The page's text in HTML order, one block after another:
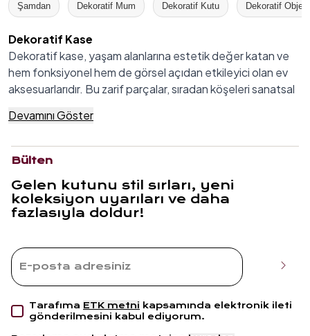
Şamdan Dekoratif Mum Dekoratif Kutu Dekoratif Obje
Dekoratif Kase
Dekoratif kase, yaşam alanlarına estetik değer katan ve
hem fonksiyonel hem de görsel açıdan etkileyici olan ev
aksesuarlarıdır. Bu zarif parçalar, sıradan köşeleri sanatsal
yansıtmaya olanak tanır. Cam ve porselen gibi çeşitli
minimalist anlayıştan maksimalist cesur tasarımlara kadar
en cesur karşıtlıklardan doğar - işte bu felsefe dekoratif
kaselerin büyüleyici dünyasında tam anlamıyla hayat
buluyor.
Dekoratif kase çeşitleri, malzeme, tasarım ve kullanım
alanlarına göre zengin bir koleksiyon sunar. Her bir tür,
kendine özgü karakteri ve estetik değeriyle yaşam
alanlarına farklı bir soluk getirir. Renkleri özgür bırakarak
cesur kombinasyonlar yaratmak isteyenlerin vazgeçilmezi
Devamını Göster
Bülten
Gelen kutunu stil sırları, yeni
koleksiyon uyarıları ve daha
fazlasıyla doldur!
Tarafıma ETK metni kapsamında elektronik ileti
gönderilmesini kabul ediyorum.